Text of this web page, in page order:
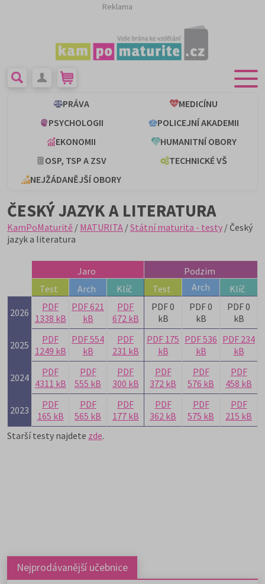
Reklama
PRÁVA
MEDICÍNU
PSYCHOLOGII
POLICEJNÍ AKADEMII
EKONOMII
HUMANITNÍ OBORY
OSP, TSP A ZSV
TECHNICKÉ VŠ
NEJŽÁDANĚJŠÍ OBORY
ČESKÝ JAZYK A LITERATURA
KamPoMaturitě / MATURITA /Státní maturita - testy / Český
jazyk a literatura
Jaro
Podzim
Test
Arch Klíč Test Arch
Klíč
2026
PDF
1338 kB
PDF 621
kB
PDF
672 kB
PDF 0
kB
PDF 0
kB
PDF 0
kB
2025
PDF
1249 kB
PDF 554
kB
PDF
231 kB
PDF 175
kB
PDF 536
kB
PDF 234
kB
2024
PDF
4311 kB
PDF
555 kB
PDF
300 kB
PDF
372 kB
PDF
576 kB
PDF
458 kB
2023
PDF
165 kB
PDF
565 kB
PDF
177 kB
PDF
362 kB
PDF
575 kB
PDF
215 kB
Starší testy najdete zde.
Nejprodávanější učebnice